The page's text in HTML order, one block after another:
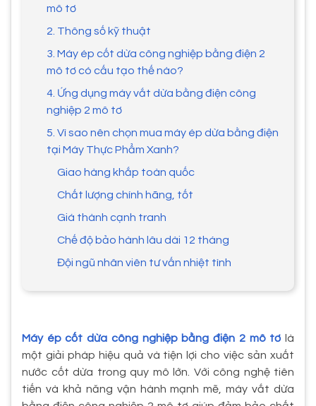
mô tơ
2. Thông số kỹ thuật
3. Máy ép cốt dừa công nghiệp bằng điện 2
mô tơ có cấu tạo thế nào?
4. Ứng dụng máy vắt dừa bằng điện công
nghiệp 2 mô tơ
5. Vì sao nên chọn mua máy ép dừa bằng điện
tại Máy Thực Phẩm Xanh?
Giao hàng khắp toàn quốc
Chất lượng chính hãng, tốt
Giá thành cạnh tranh
Chế độ bảo hành lâu dài 12 tháng
Đội ngũ nhân viên tư vấn nhiệt tình
Máy ép cốt dừa công nghiệp bằng điện 2 mô tơlà
một giải pháp hiệu quả và tiện lợi cho việc sản xuất
nước cốt dừa trong quy mô lớn. Với công nghệ tiên
tiến và khả năng vận hành mạnh mẽ, máy vắt dừa